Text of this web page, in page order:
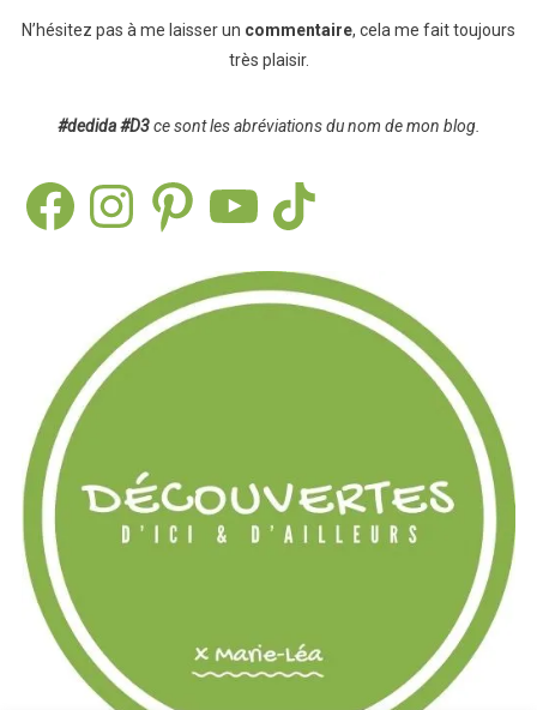
N’hésitez pas à me laisser un commentaire, cela me fait toujours
très plaisir.
#dedida #D3ce sont les abréviations du nom de mon blog.
FacebookInstagramPinterest TikTok